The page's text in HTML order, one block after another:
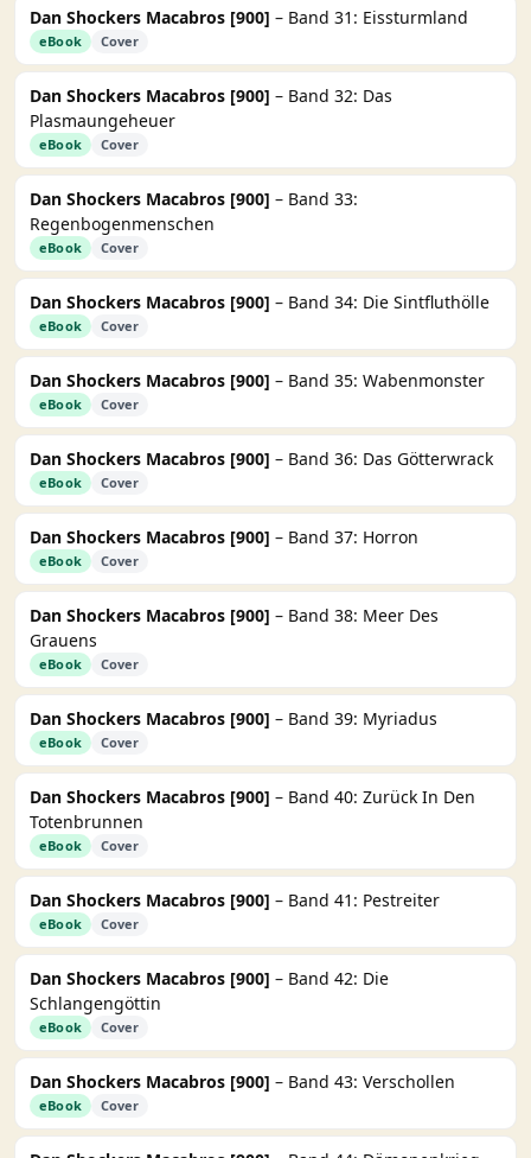
Dan Shockers Macabros [900] – Band 31: Eissturmland
eBook Cover
Dan Shockers Macabros [900] – Band 32: Das
Plasmaungeheuer
eBook Cover
Dan Shockers Macabros [900] – Band 33:
Regenbogenmenschen
eBook Cover
Dan Shockers Macabros [900] – Band 34: Die Sintfluthölle
eBook Cover
Dan Shockers Macabros [900] – Band 35: Wabenmonster
eBook Cover
Dan Shockers Macabros [900] – Band 36: Das Götterwrack
eBook Cover
Dan Shockers Macabros [900] – Band 37: Horron
eBook Cover
Dan Shockers Macabros [900] – Band 38: Meer Des
Grauens
eBook Cover
Dan Shockers Macabros [900] – Band 39: Myriadus
eBook Cover
Dan Shockers Macabros [900] – Band 40: Zurück In Den
Totenbrunnen
eBook Cover
Dan Shockers Macabros [900] – Band 41: Pestreiter
eBook Cover
Dan Shockers Macabros [900] – Band 42: Die
Schlangengöttin
eBook Cover
Dan Shockers Macabros [900] – Band 43: Verschollen
eBook Cover